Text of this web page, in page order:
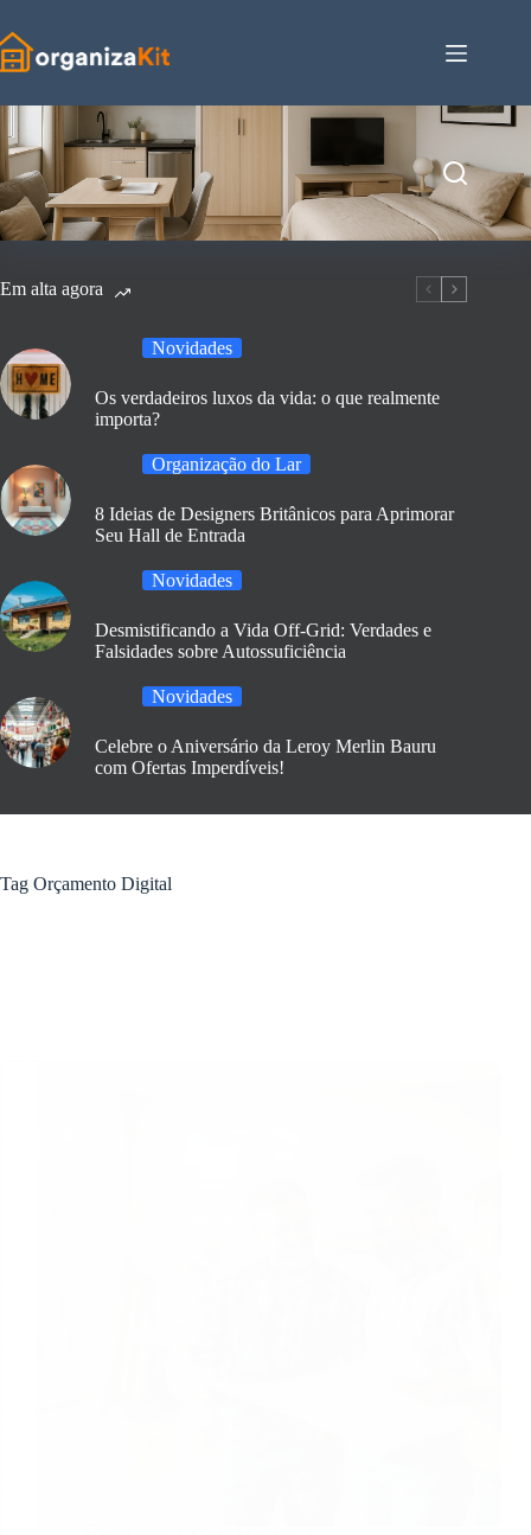
para
o
conteúdo
Em alta agora
Novidades
Os verdadeiros luxos da vida: o que realmente
importa?
Organização do Lar
8 Ideias de Designers Britânicos para Aprimorar
Seu Hall de Entrada
Novidades
Desmistificando a Vida Off-Grid: Verdades e
Falsidades sobre Autossuficiência
Novidades
Celebre o Aniversário da Leroy Merlin Bauru
com Ofertas Imperdíveis!
Tag Orçamento Digital